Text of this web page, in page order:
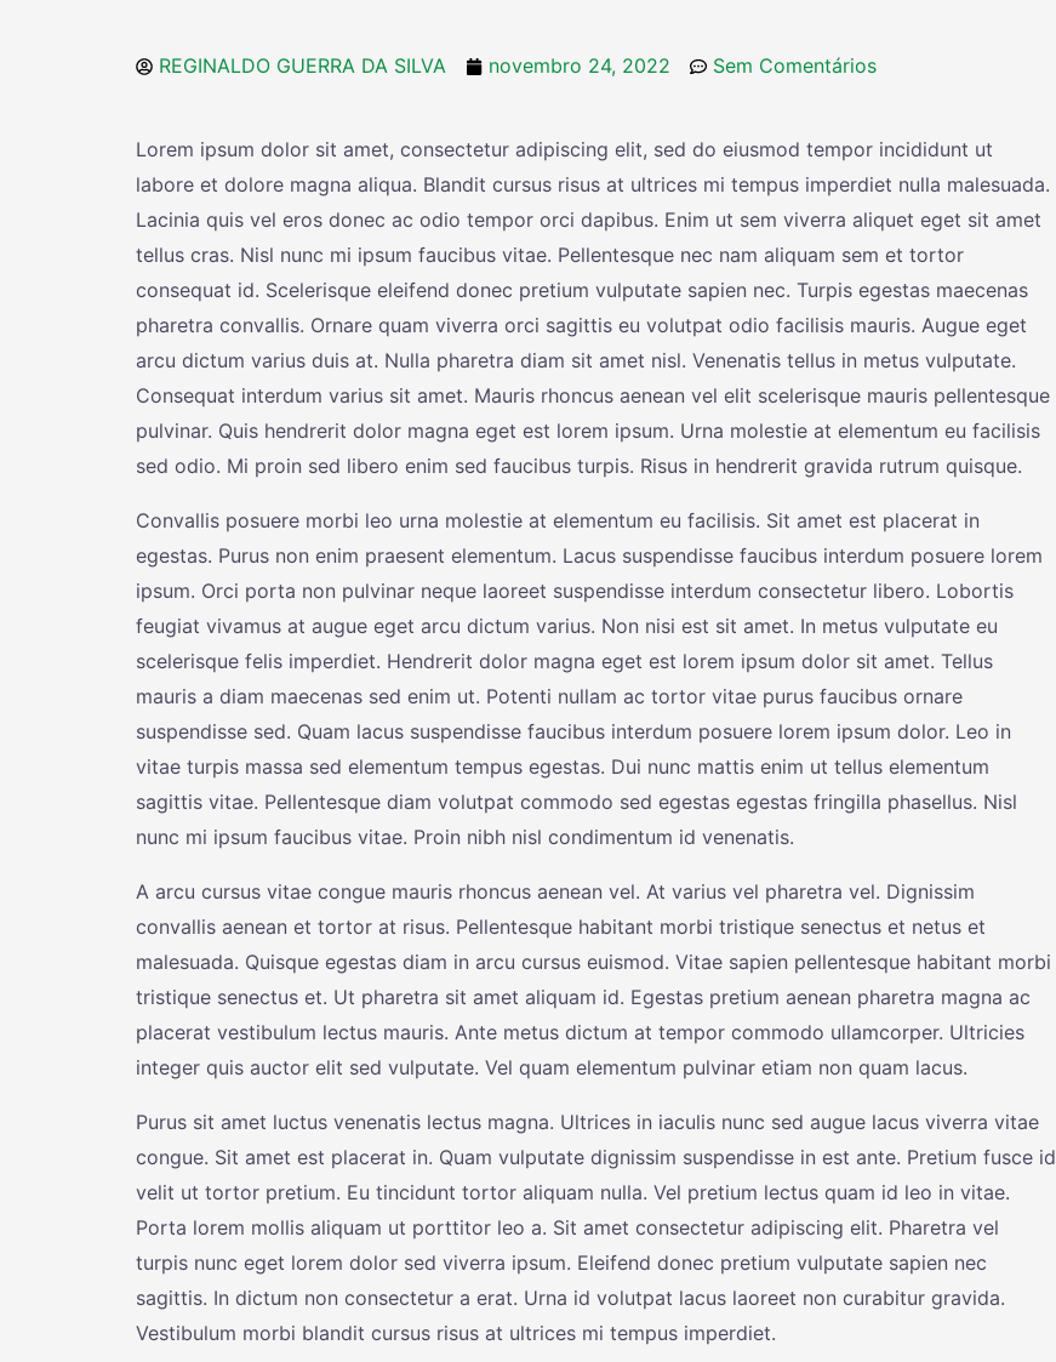
REGINALDO GUERRA DA SILVA novembro 24, 2022 Sem Comentários
Lorem ipsum dolor sit amet, consectetur adipiscing elit, sed do eiusmod tempor incididunt ut
labore et dolore magna aliqua. Blandit cursus risus at ultrices mi tempus imperdiet nulla malesuada.
Lacinia quis vel eros donec ac odio tempor orci dapibus. Enim ut sem viverra aliquet eget sit amet
tellus cras. Nisl nunc mi ipsum faucibus vitae. Pellentesque nec nam aliquam sem et tortor
consequat id. Scelerisque eleifend donec pretium vulputate sapien nec. Turpis egestas maecenas
pharetra convallis. Ornare quam viverra orci sagittis eu volutpat odio facilisis mauris. Augue eget
arcu dictum varius duis at. Nulla pharetra diam sit amet nisl. Venenatis tellus in metus vulputate.
Consequat interdum varius sit amet. Mauris rhoncus aenean vel elit scelerisque mauris pellentesque
pulvinar. Quis hendrerit dolor magna eget est lorem ipsum. Urna molestie at elementum eu facilisis
sed odio. Mi proin sed libero enim sed faucibus turpis. Risus in hendrerit gravida rutrum quisque.
Convallis posuere morbi leo urna molestie at elementum eu facilisis. Sit amet est placerat in
egestas. Purus non enim praesent elementum. Lacus suspendisse faucibus interdum posuere lorem
ipsum. Orci porta non pulvinar neque laoreet suspendisse interdum consectetur libero. Lobortis
feugiat vivamus at augue eget arcu dictum varius. Non nisi est sit amet. In metus vulputate eu
scelerisque felis imperdiet. Hendrerit dolor magna eget est lorem ipsum dolor sit amet. Tellus
mauris a diam maecenas sed enim ut. Potenti nullam ac tortor vitae purus faucibus ornare
suspendisse sed. Quam lacus suspendisse faucibus interdum posuere lorem ipsum dolor. Leo in
vitae turpis massa sed elementum tempus egestas. Dui nunc mattis enim ut tellus elementum
sagittis vitae. Pellentesque diam volutpat commodo sed egestas egestas fringilla phasellus. Nisl
nunc mi ipsum faucibus vitae. Proin nibh nisl condimentum id venenatis.
A arcu cursus vitae congue mauris rhoncus aenean vel. At varius vel pharetra vel. Dignissim
convallis aenean et tortor at risus. Pellentesque habitant morbi tristique senectus et netus et
malesuada. Quisque egestas diam in arcu cursus euismod. Vitae sapien pellentesque habitant morbi
tristique senectus et. Ut pharetra sit amet aliquam id. Egestas pretium aenean pharetra magna ac
placerat vestibulum lectus mauris. Ante metus dictum at tempor commodo ullamcorper. Ultricies
integer quis auctor elit sed vulputate. Vel quam elementum pulvinar etiam non quam lacus.
Purus sit amet luctus venenatis lectus magna. Ultrices in iaculis nunc sed augue lacus viverra vitae
congue. Sit amet est placerat in. Quam vulputate dignissim suspendisse in est ante. Pretium fusce id
velit ut tortor pretium. Eu tincidunt tortor aliquam nulla. Vel pretium lectus quam id leo in vitae.
Porta lorem mollis aliquam ut porttitor leo a. Sit amet consectetur adipiscing elit. Pharetra vel
turpis nunc eget lorem dolor sed viverra ipsum. Eleifend donec pretium vulputate sapien nec
sagittis. In dictum non consectetur a erat. Urna id volutpat lacus laoreet non curabitur gravida.
Vestibulum morbi blandit cursus risus at ultrices mi tempus imperdiet.